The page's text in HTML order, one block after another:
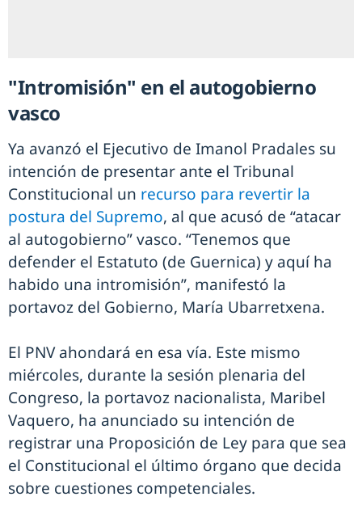
"Intromisión" en el autogobierno
vasco
Ya avanzó el Ejecutivo de Imanol Pradales su
intención de presentar ante el Tribunal
Constitucional un recurso para revertir la
postura del Supremo, al que acusó de “atacar
al autogobierno” vasco. “Tenemos que
defender el Estatuto (de Guernica) y aquí ha
habido una intromisión”, manifestó la
portavoz del Gobierno, María Ubarretxena.
El PNV ahondará en esa vía. Este mismo
miércoles, durante la sesión plenaria del
Congreso, la portavoz nacionalista, Maribel
Vaquero, ha anunciado su intención de
registrar una Proposición de Ley para que sea
el Constitucional el último órgano que decida
sobre cuestiones competenciales.